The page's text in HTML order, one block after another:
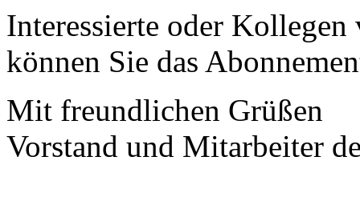
Interessierte oder Kollegen
können Sie das
Mit freundlichen Grüßen
Vorstand und Mitarbeiter